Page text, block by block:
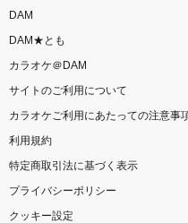
DAM
DAM★とも
カラオケ＠DAM
サイトのご利用について
カラオケご利用にあたっての注意事
利用規約
特定商取引法に基づく表示
プライバシーポリシー
クッキー設定